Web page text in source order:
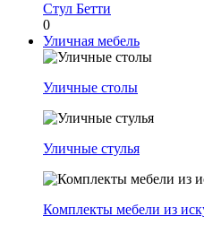
Стул Бетти
0
Уличная мебель
Уличные столы
Уличные стулья
Комплекты мебели из